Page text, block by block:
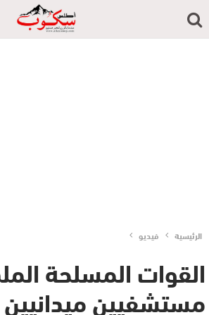
الرئيسية فيديو
القوات المسلحة
مستشفيين